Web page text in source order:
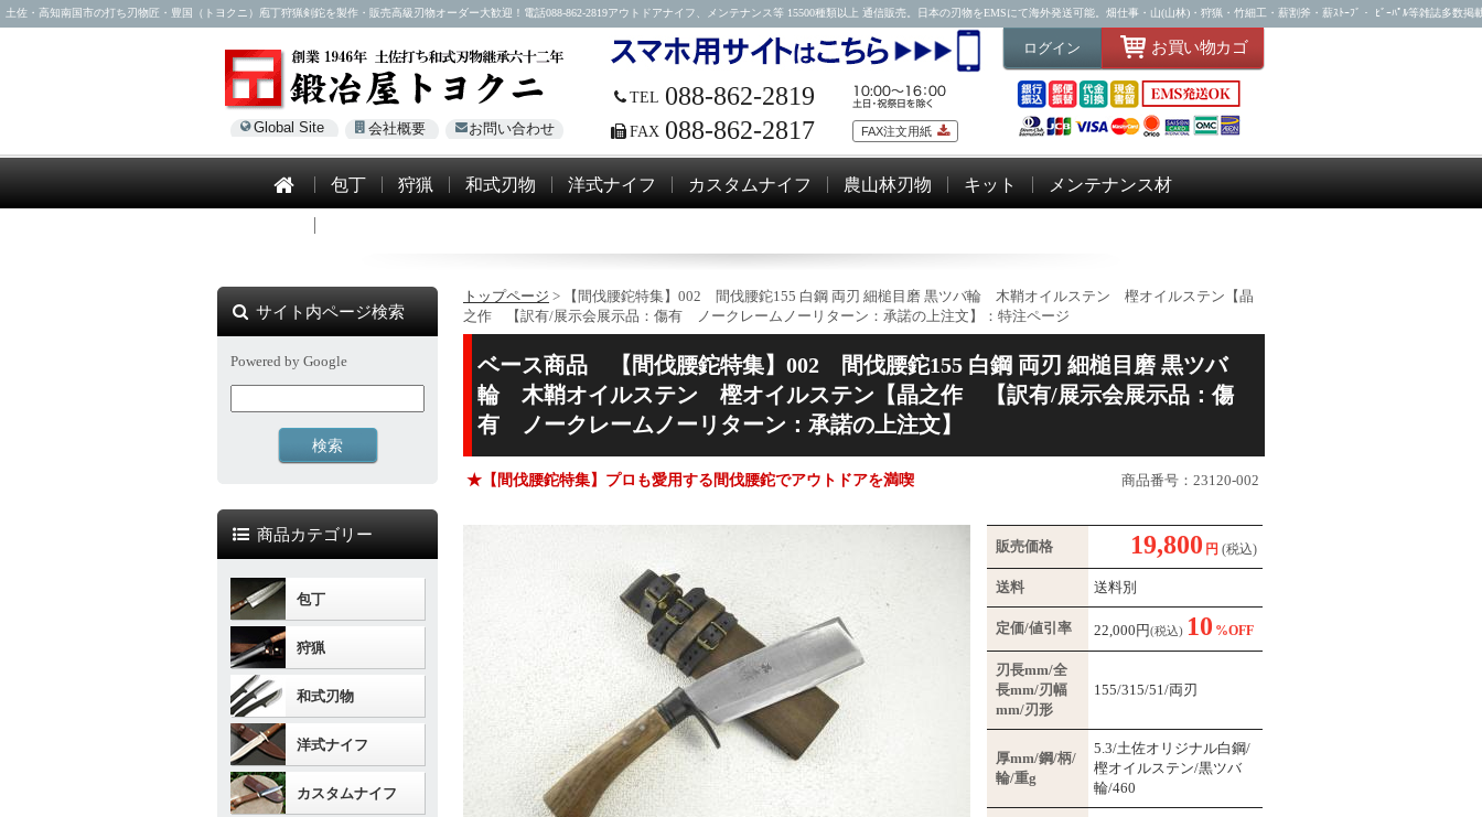
土佐・高知南国市の打ち刃物匠・豊国（トヨクニ）庖丁狩猟剣鉈を製作・販売高級刃物オーダー大歓迎！電話088-862-2819アウトドアナイフ、メンテナンス等 15500種類以上 通信販売。日本の刃物をEMSにて海外発送可能。畑仕事・山(山林)・狩猟・竹細工・薪割斧・薪ｽﾄｰﾌﾞ・ ﾋﾞｰﾊﾟﾙ等雑誌多数掲
Global Site 会社概要 お問い合わせ
TEL 088-862-2819
FAX 088-862-2817 FAX注文用紙
ログイン お買い物カゴ
包丁 狩猟 和式刃物 洋式ナイフ カスタムナイフ 農山林刃物 キット メンテナンス材
トップページ > 【間伐腰鉈特集】002 間伐腰鉈155 白鋼 両刃 細槌目磨 黒ツバ輪 木鞘オイルステン 樫オイルステン【晶
之作 【訳有/展示会展示品：傷有 ノークレームノーリターン：承諾の上注文】：特注ページ
ベース商品
【間伐腰鉈特集】002 間伐腰鉈155 白鋼 両刃 細槌目磨 黒ツバ
輪 木鞘オイルステン 樫オイルステン【晶之作 【訳有/展示会展示品：傷
有 ノークレームノーリターン：承諾の上注文】
★【間伐腰鉈特集】プロも愛用する間伐腰鉈でアウトドアを満喫 商品番号：23120-002
販売価格 19,800 円 (税込)
送料 送料別
定価/値引率 22,000 円(税込) 10 %OFF
刃長mm/全
長mm/刃幅
mm/刃形
155/315/51/両刃
厚mm/鋼/柄/
輪/重g
5.3/土佐オリジナル白鋼/
樫オイルステン/黒ツバ
輪/460
サイト内ページ検索
Powered by Google
商品カテゴリー
包丁
狩猟
和式刃物
洋式ナイフ
カスタムナイフ